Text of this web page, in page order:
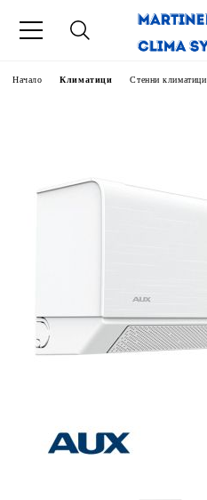
Начало Климатици Стенни климатици